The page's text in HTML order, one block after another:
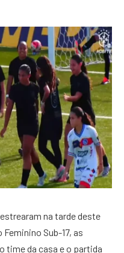
na tarde deste
Sub-17, as
time da casa e o partida